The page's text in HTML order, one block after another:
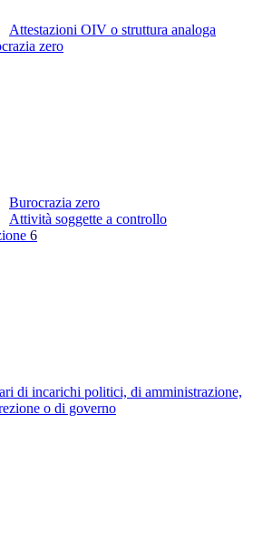
Attestazioni OIV o struttura analoga
zero
Burocrazia zero
Attività soggette a controllo
6
di incarichi politici, di amministrazione,
o di governo